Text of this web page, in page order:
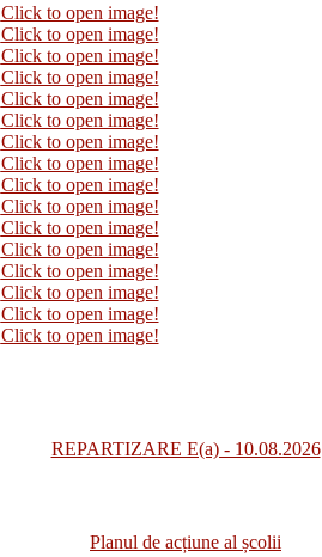
Click to open image!
Click to open image!
Click to open image!
Click to open image!
Click to open image!
Click to open image!
Click to open image!
Click to open image!
Click to open image!
Click to open image!
Click to open image!
Click to open image!
Click to open image!
Click to open image!
Click to open image!
Click to open image!
REPARTIZARE E(a) - 10.08.2026
Planul de acțiune al școlii